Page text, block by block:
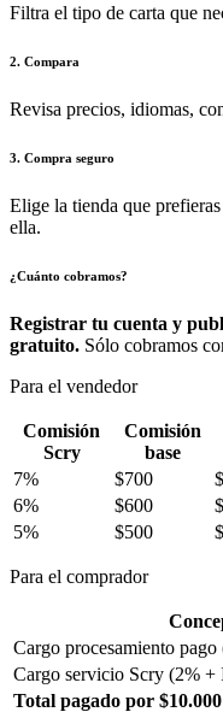
Filtra el tipo de carta que
2. Compara
Revisa precios, idiomas,
3. Compra seguro
Elige la tienda que
ella.
¿Cuánto cobramos?
Registrar tu cuenta y
gratuito. Sólo cobramos
Para el vendedor
Comisión
Scry
Comisión
base
7%
$700
6%
$600
5%
$500
Para el comprador
Cargo procesamiento
Cargo servicio Scry (2%
Total pagado por $10.000